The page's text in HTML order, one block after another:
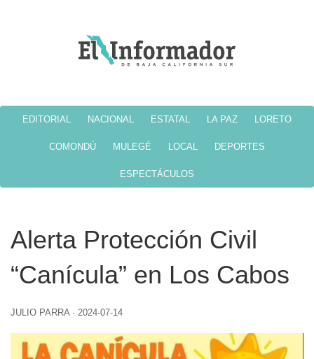
EDITORIAL NACIONAL ESTATAL LA PAZ LORETO
COMONDÚ MULEGÉ LOCAL DEPORTES
ESPECTÁCULOS
Alerta Protección Civil
“Canícula” en Los Cabos
JULIO PARRA · 2024-07-14